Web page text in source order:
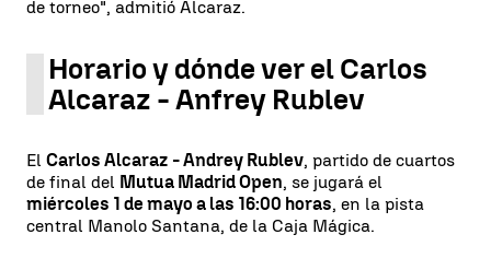
de torneo", admitió Alcaraz.
Horario y dónde ver el Carlos
Alcaraz - Anfrey Rublev
El Carlos Alcaraz - Andrey Rublev, partido de cuartos
de final del Mutua Madrid Open, se jugará el
miércoles 1 de mayo a las 16:00 horas, en la pista
central Manolo Santana, de la Caja Mágica.